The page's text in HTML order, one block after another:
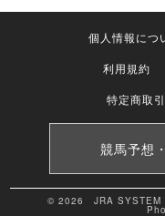
個人情報につ
利用規約
特定商取
競馬予想
© 2026 JRA SYSTEM